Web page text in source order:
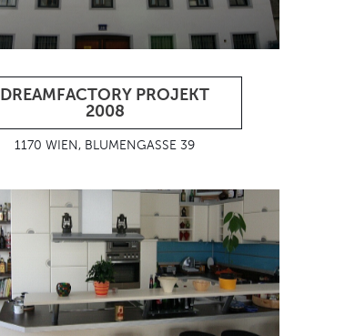
DREAMFACTORY PROJEKT
2008
1170 WIEN, BLUMENGASSE 39